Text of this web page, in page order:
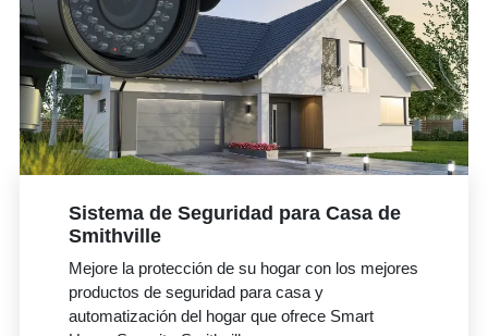
Sistema de Seguridad para Casa de
Smithville
Mejore la protección de su hogar con los mejores
productos de seguridad para casa y
automatización del hogar que ofrece Smart